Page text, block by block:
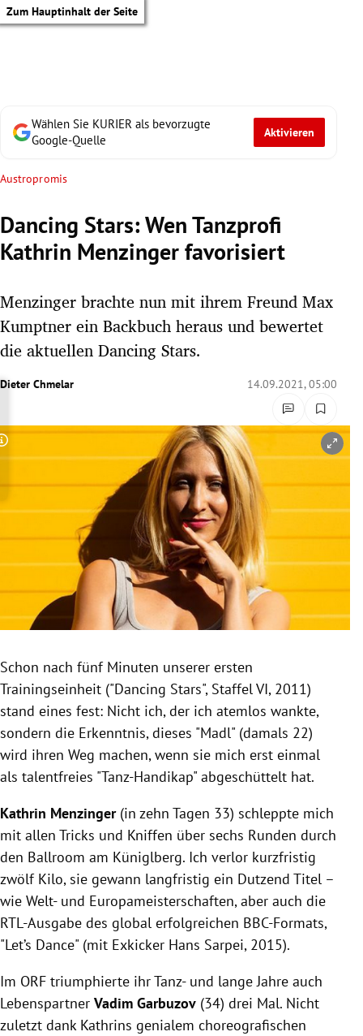
Zum Hauptinhalt der Seite
Untermenü
Untermenü
Untermenü
Untermenü
Untermenü
Untermenü
Untermenü
Wählen Sie KURIER als bevorzugte
Google-Quelle
Aktivieren
Austropromis
Dancing Stars: Wen Tanzprofi
Kathrin Menzinger favorisiert
Menzinger brachte nun mit ihrem Freund Max
Kumptner ein Backbuch heraus und bewertet
die aktuellen Dancing Stars.
Dieter Chmelar 14.09.2021, 05:00
Copyright-Hinweis öffnen/schließen
Schon nach fünf Minuten unserer ersten
Trainingseinheit ("Dancing Stars", Staffel VI, 2011)
stand eines fest: Nicht ich, der ich atemlos wankte,
sondern die Erkenntnis, dieses "Madl" (damals 22)
wird ihren Weg machen, wenn sie mich erst einmal
als talentfreies "Tanz-Handikap" abgeschüttelt hat.
Kathrin Menzinger(in zehn Tagen 33) schleppte mich
mit allen Tricks und Kniffen über sechs Runden durch
den Ballroom am Küniglberg. Ich verlor kurzfristig
zwölf Kilo, sie gewann langfristig ein Dutzend Titel –
wie Welt- und Europameisterschaften, aber auch die
RTL-Ausgabe des global erfolgreichen BBC-Formats,
"Let’s Dance" (mit Exkicker Hans Sarpei, 2015).
Im ORF triumphierte ihr Tanz- und lange Jahre auch
Lebenspartner Vadim Garbuzov (34) drei Mal. Nicht
zuletzt dank Kathrins genialem choreografischen